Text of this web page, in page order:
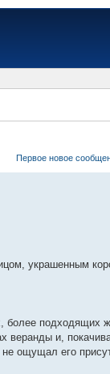
Первое новое
украшенным
подходящих
веранды и,
не ощущал его